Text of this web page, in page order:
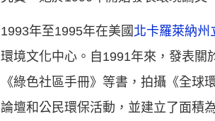
1993年至1995年在美國 北卡羅萊納州
環境文化中心。自1991年來，發表關
《綠色社區手冊》等書，拍攝《全球
論壇和公民環保活動，並建立了面積